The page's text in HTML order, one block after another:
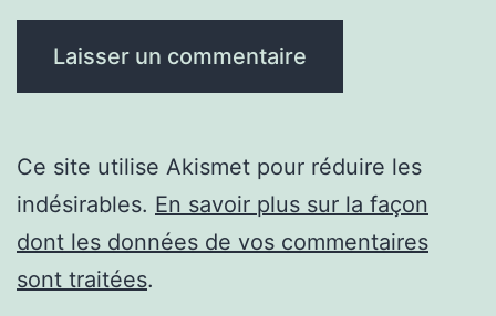
Ce site utilise Akismet pour réduire les
indésirables. En savoir plus sur la façon
dont les données de vos commentaires
sont traitées.